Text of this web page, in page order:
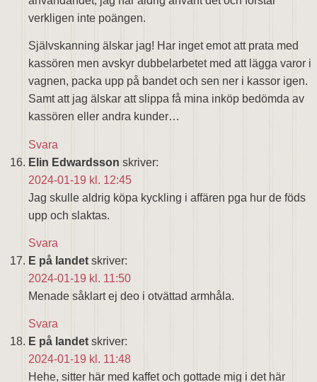
verkligen inte poängen.
Självskanning älskar jag! Har inget emot att prata med
kassören men avskyr dubbelarbetet med att lägga varor i
vagnen, packa upp på bandet och sen ner i kassor igen.
Samt att jag älskar att slippa få mina inköp bedömda av
kassören eller andra kunder…
Svara
Elin Edwardsson skriver:
2024-01-19 kl. 12:45
Jag skulle aldrig köpa kyckling i affären pga hur de föds
upp och slaktas.
Svara
E på landet skriver:
2024-01-19 kl. 11:50
Menade såklart ej deo i otvättad armhåla.
Svara
E på landet skriver:
2024-01-19 kl. 11:48
Hehe, sitter här med kaffet och gottade mig i det här